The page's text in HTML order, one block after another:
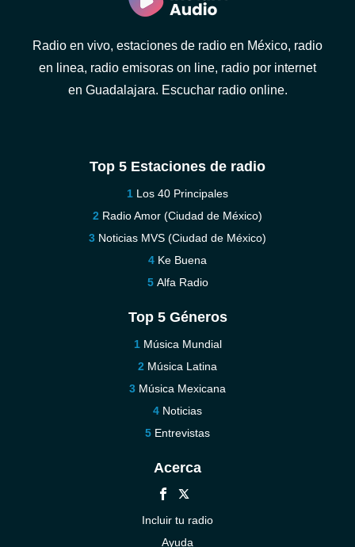
Radio en vivo, estaciones de radio en México, radio
en linea, radio emisoras on line, radio por internet
en Guadalajara. Escuchar radio online.
Top 5 Estaciones de radio
Los 40 Principales
Radio Amor (Ciudad de México)
Noticias MVS (Ciudad de México)
Ke Buena
Alfa Radio
Top 5 Géneros
Música Mundial
Música Latina
Música Mexicana
Noticias
Entrevistas
Acerca
Incluir tu radio
Ayuda